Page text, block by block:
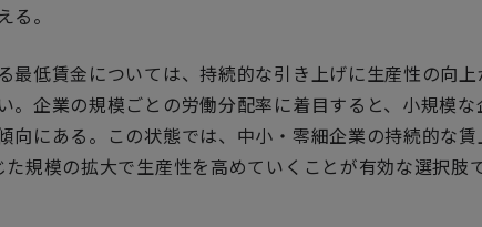
る。
最低賃金については、持続的な引き上げに生産性の向上
。企業の規模ごとの労働分配率に着目すると、小規模な
向にある。この状態では、中小・零細企業の持続的な
規模の拡大で生産性を高めていくことが有効な選択肢